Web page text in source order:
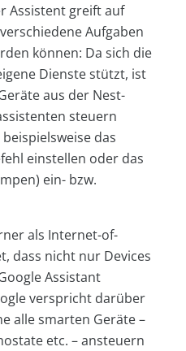
Assistent greift auf
Aufgaben
können: Da sich die
Dienste stützt, ist
aus der Nest-
steuern
das
einstellen oder das
ein- bzw.
als Internet-of-
dass nicht nur Devices
Assistant
verspricht darüber
alle smarten Geräte –
etc. – ansteuern